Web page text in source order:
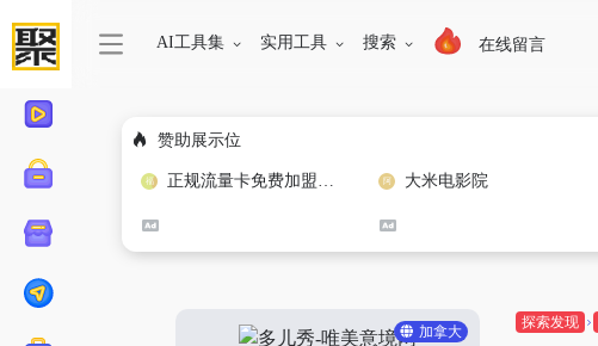
AI工具集 实用工具 搜索 在线留言
赞助展示位
正规流量卡免费加盟合作 大米电影院
加拿大
探索发现